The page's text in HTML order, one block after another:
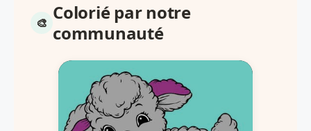
Colorié par notre
communauté